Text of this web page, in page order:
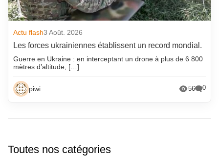
Actu flash3 Août. 2026
Les forces ukrainiennes établissent un record mondial.
Guerre en Ukraine : en interceptant un drone à plus de 6 800
mètres d’altitude, […]
piwi 56 0
Toutes nos catégories